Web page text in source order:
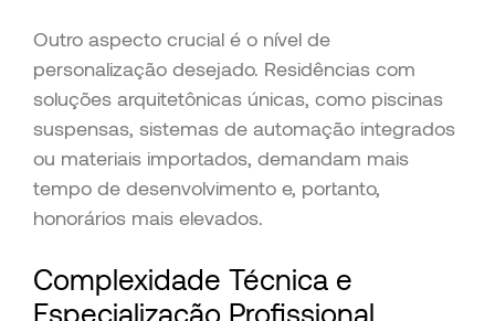
Outro aspecto crucial é o nível de
personalização desejado. Residências com
soluções arquitetônicas únicas, como piscinas
suspensas, sistemas de automação integrados
ou materiais importados, demandam mais
tempo de desenvolvimento e, portanto,
honorários mais elevados.
Complexidade Técnica e
Especialização Profissional